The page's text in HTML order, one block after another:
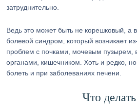
затруднительно.
Ведь это может быть не корешковый, а
болевой синдром, который возникает
проблем с почками, мочевым пузырем,
органами, кишечником. Хоть и редко,
болеть и при заболеваниях печени.
Что делать